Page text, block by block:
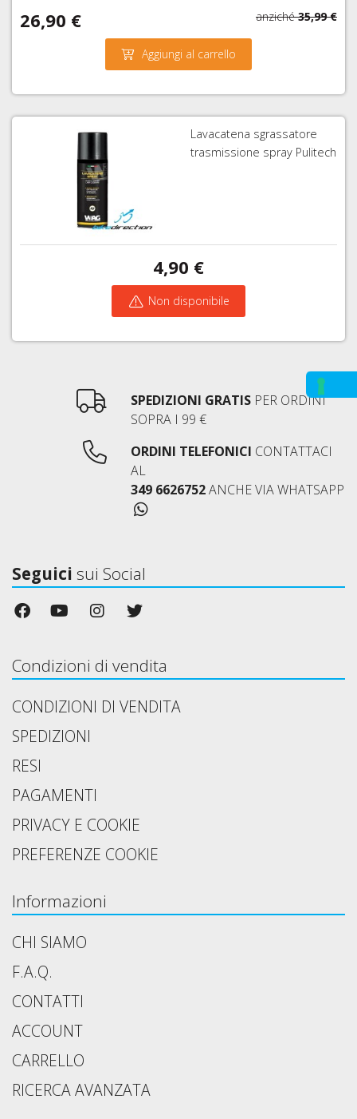
26,90 € anziché 35,99 €
Aggiungi al carrello
Lavacatena sgrassatore
trasmissione spray Pulitech
4,90 €
Non disponibile
SPEDIZIONI GRATIS PER ORDINI
SOPRA I 99 €
ORDINI TELEFONICI CONTATTACI
AL
349 6626752ANCHE VIA WHATSAPP
Seguici sui Social
Condizioni di vendita
CONDIZIONI DI VENDITA
SPEDIZIONI
RESI
PAGAMENTI
PRIVACY E COOKIE
PREFERENZE COOKIE
Informazioni
CHI SIAMO
F.A.Q.
CONTATTI
ACCOUNT
CARRELLO
RICERCA AVANZATA